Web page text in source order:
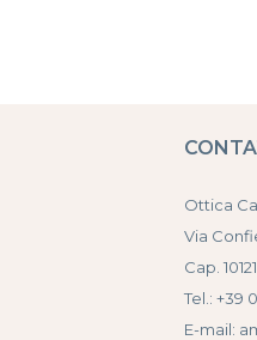
Ottica
Via
Cap.
Tel.: +39
E-mail: